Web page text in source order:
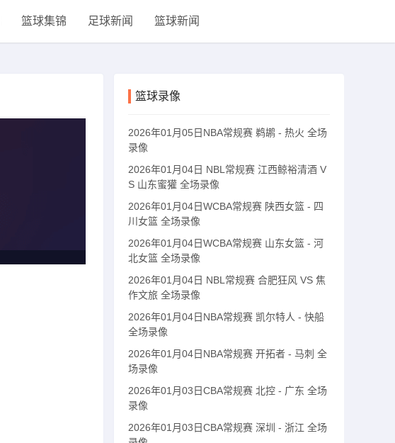
篮球集锦 足球新闻 篮球新闻
篮球录像
2026年01月05日NBA常规赛 鹈鹕 - 热火 全场
录像
2026年01月04日 NBL常规赛 江西鲸裕清酒 V
S 山东蜜獾 全场录像
2026年01月04日WCBA常规赛 陕西女篮 - 四
川女篮 全场录像
2026年01月04日WCBA常规赛 山东女篮 - 河
北女篮 全场录像
2026年01月04日 NBL常规赛 合肥狂风 VS 焦
作文旅 全场录像
2026年01月04日NBA常规赛 凯尔特人 - 快船
全场录像
2026年01月04日NBA常规赛 开拓者 - 马刺 全
场录像
2026年01月03日CBA常规赛 北控 - 广东 全场
录像
2026年01月03日CBA常规赛 深圳 - 浙江 全场